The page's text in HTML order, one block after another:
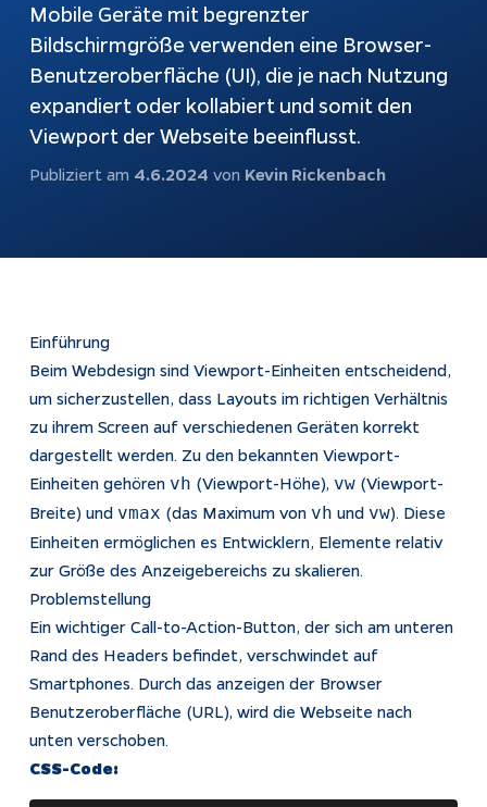
Mobile Geräte mit begrenzter
Bildschirmgröße verwenden eine Browser-
Benutzeroberfläche (UI), die je nach Nutzung
expandiert oder kollabiert und somit den
Viewport der Webseite beeinflusst.
Publiziert am 4.6.2024 von Kevin Rickenbach
Einführung
Beim Webdesign sind Viewport-Einheiten entscheidend,
um sicherzustellen, dass Layouts im richtigen Verhältnis
zu ihrem Screen auf verschiedenen Geräten korrekt
dargestellt werden. Zu den bekannten Viewport-
Einheiten gehören vh (Viewport-Höhe), vw(Viewport-
Breite) und vmax (das Maximum von vh und vw). Diese
Einheiten ermöglichen es Entwicklern, Elemente relativ
zur Größe des Anzeigebereichs zu skalieren.
Problemstellung
Ein wichtiger Call-to-Action-Button, der sich am unteren
Rand des Headers befindet, verschwindet auf
Smartphones. Durch das anzeigen der Browser
Benutzeroberfläche (URL), wird die Webseite nach
unten verschoben.
CSS-Code:
Schnittstellen
Konfiguratoren
Webshops
Weiterentwicklung
Chatbots
Kundenanfragen
automatisch
beantworten
Bubble-Chat
automatisieren
KI-Agenten
Webentwicklung
App Entwicklung
Rechtliches
Impressum
Datenschutz
Tracking